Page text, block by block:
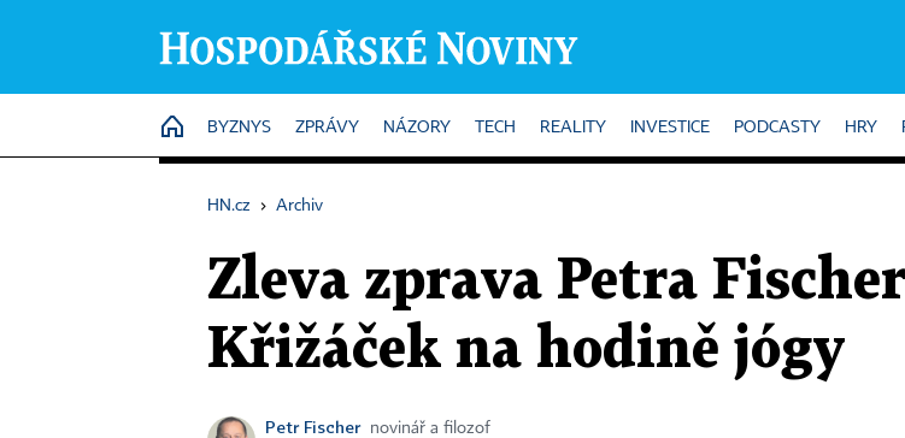
HOME
BYZNYS ZPRÁVY NÁZORY TECH REALITY INVESTICE PODCASTY HRY
HN.cz › Archiv
Zleva zprava Petra
Křižáček na hodině jógy
Petr Fischer
novinář a filozof